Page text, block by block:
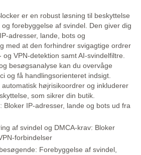
er en robust løsning til beskyttelse
forebyggelse af svindel. Den giver dig
adresser, lande, bots og
med at den forhindrer svigagtige ordrer
VPN-detektion samt AI-svindelfiltre.
besøgsanalyse kan du overvåge
og få handlingsorienteret indsigt.
højrisikoordrer og inkluderer
som sikrer din butik.
Bloker IP-adresser, lande og bots ud fra
af svindel og DMCA-krav: Bloker
forbindelser
Forebyggelse af svindel,